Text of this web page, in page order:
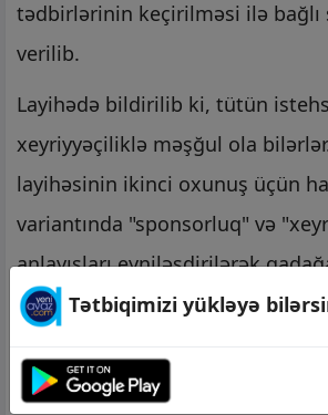
tədbirlərinin keçirilməsi ilə bağlı
verilib.
Layihədə bildirilib ki, tütün
xeyriyyəçiliklə məşğul ola
layihəsinin ikinci oxunuş üçün
variantında "sponsorluq" və
anlayışları eyniləşdirilərək
tutulurdusa, yekun oxunuşda
Müzakirələrin yekununda qanun
Tətbiqimizi yükləyə